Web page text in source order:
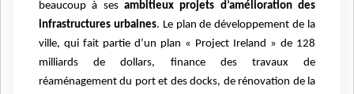
beaucoup à ses ambitieux projets d’amélioration des
infrastructures urbaines. Le plan de développement de la
ville, qui fait partie d’un plan « Project Ireland » de 128
milliards de dollars, finance des travaux de
réaménagement du port et des docks, de rénovation de la